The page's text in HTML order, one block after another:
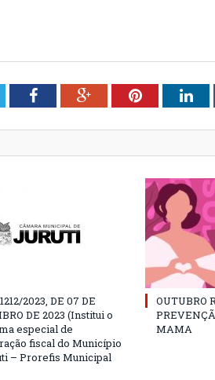
FacebookGoogle+Pinterest
2023, DE 07 DE
DE 2023 (Institui o
especial de
fiscal do Município
– Prorefis Municipal
OUTUBRO
MAMA